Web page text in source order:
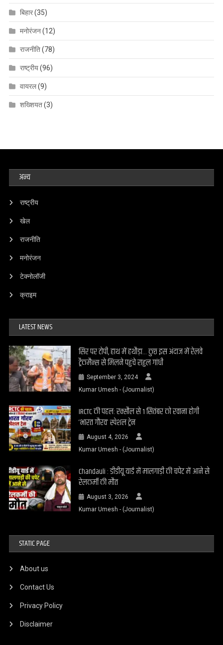
बिहार(35)
मनोरंजन(12)
राजनीति(78)
राष्ट्रीय(96)
वायरल(9)
शख्शियत(3)
अन्य
राष्ट्रीय
खेल
राजनीति
मनोरंजन
टेक्नोलॉजी
क्राइम
LATEST NEWS
सिर पर टोपी, हाथ में हथौड़ा… कुछ इस अंदाज में रेलवे
ट्रैकमैन्स से मिलने पहुंचे राहुल गांधी
September 3, 2024
Kumar Umesh - (Journalist)
IRCTC की पहल: रक्सौल से 1 सितंबर को रवाना होगी
‘भारत गौरव’ स्पेशल ट्रेन
August 4, 2026
Kumar Umesh - (Journalist)
Chandauli : डीडीयू यार्ड में मालगाड़ी की चपेट में आने से
रेलकर्मी की मौत
August 3, 2026
Kumar Umesh - (Journalist)
STATIC PAGE
About us
Contact Us
Privacy Policy
Disclaimer